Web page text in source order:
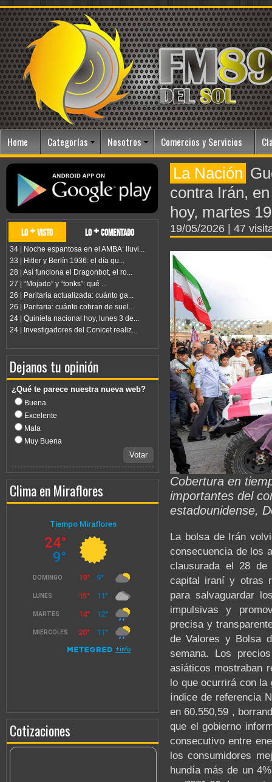
Home Categorías Nosotros Comercios y Servicios
lo + visto lo + comentado
34 | Noche espantosa en el AMBA: lluvi...
33 | Hitler y Berlín 1936: el día qu...
28 | Así funciona el Dragonbot, el ro...
27 | “Mojado” y “tonks”: qué ...
26 | Paritaria actualizada: cuánto ga...
26 | Paritaria: cuánto cobran de suel...
24 | Quiniela nacional hoy, lunes 3 de...
24 | Investigadores del Conicet realiz...
Dejanos tu opinión
¿Qué te parece nuestra nueva web?
Buena
Excelente
Mala
Muy Buena
Votar
Clima en Miraflores
Cotizaciones
La Nación
contra Irán,
hoy, martes
19/05/2026 | 47
Cobertura en
importantes del
estadounidense,
La bolsa de Irán
consecuencia de los
clausurada el 28
capital iraní y otras
para salvaguardar
impulsivas y
precisa y
de Valores y Bolsa
semana. Los
asiáticos mostraban
lo que ocurrirá con la
índice de referencia
en 60.550,59 ,
que el gobierno
consecutivo entre
los consumidores
hundía más de un